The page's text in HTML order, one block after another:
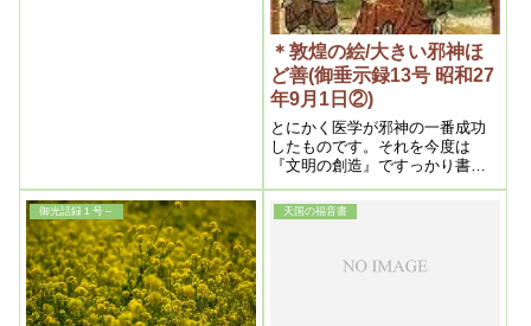
＊敦煌の絵/大きい邪神ほ
ど善(御垂示録13号 昭和27
年9月1日②)
とにかく医学が邪神の一番成功
したものです。それを今度は
『文明の創造』ですっかり書い
てあります。九分九厘と一厘と
いうのはそういうわけです。医
学というのは人間の生命を握る
握られているのです。それを私
御光話録１号～ 天国の福音書